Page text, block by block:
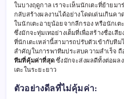
ในบางฤดูกาล เราจะเห็นนักเตะที่ย้ายม
กลับสร้างผลงานได้อย่างโดดเด่นเกินค
ในนักเตะอายุน้อยจากลีกรอง หรือนักเต
ซึ่งมักจะทุ่มเทอย่างเต็มที่เพื่อสร้างชื่อเสี
ที่นักเตะเหล่านี้สามารถปรับตัวเข้ากับทีม
สำคัญในการพาทีมประสบความสำเร็จ
ทีมที่คุ้มค่าที่สุดซึ่งมักจะส่งผลดีทั้งต่อผ
เตะในระยะยาว
ตัวอย่างดีลที่ไม่คุ้มค่า: